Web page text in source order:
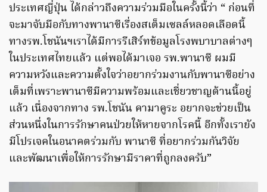
ประเทศญี่ปุ่น ได้กล่าวถึงความร่วมมือในครั้งนี้ว่า “ ก่อนที่
จะมาจับมือกับทางพานาซีเรื่องสเต็มเซลล์หลอดเลือดนี้
ทางรพ.โชนันฯเราได้มีการรีเสิร์ทข้อมูลโรงพบาบาลต่างๆ
ในประเทศไทยแล้ว แต่พอได้มาเจอ รพ.พานาซี ผมมี
ความหวังและความตั้งใจว่าอยากร่วมงานกับพานาซีอย่าง
เต็มที่เพราะพานาซีมีความพร้อมและเชี่ยวชาญด้านนี้อยู่
แล้ว เนื่องจากทาง รพ.โชนัน คามาคูระ อยากจะช่วยเป็น
ส่วนหนึ่งในการรักษาคนป่วยให้หายจากโรคนี้ อีกทั้งเรายัง
มีโปรเจคในอนาคตร่วมกับ พานาซี ที่อยากร่วมกันวิจัย
และพัฒนาเพื่อให้การรักษามีราคาที่ถูกลงครับ”